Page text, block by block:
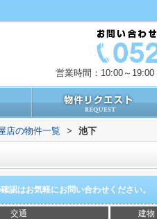
営業時間：10:00～19:00
店の物件一覧 > 池下
認はお気軽にお問い合わせください。
交通 建物